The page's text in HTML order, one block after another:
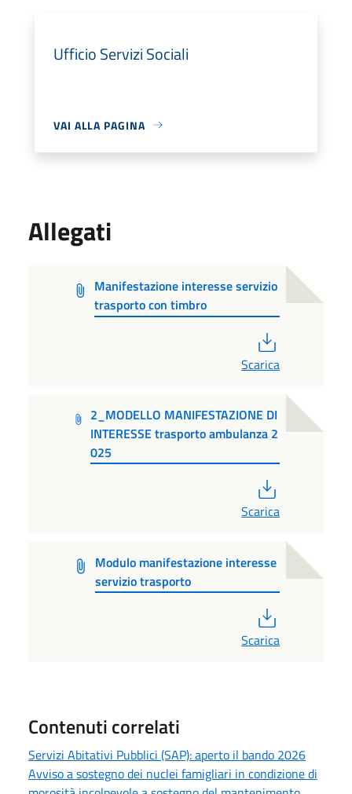
Ufficio Servizi Sociali
VAI ALLA PAGINA
Allegati
Manifestazione interesse servizio
trasporto con timbro
Scarica
2_MODELLO MANIFESTAZIONE DI
INTERESSE trasporto ambulanza 2
025
Scarica
Modulo manifestazione interesse
servizio trasporto
Scarica
Contenuti correlati
Servizi Abitativi Pubblici (SAP): aperto il bando 2026
Avviso a sostegno dei nuclei famigliari in condizione di